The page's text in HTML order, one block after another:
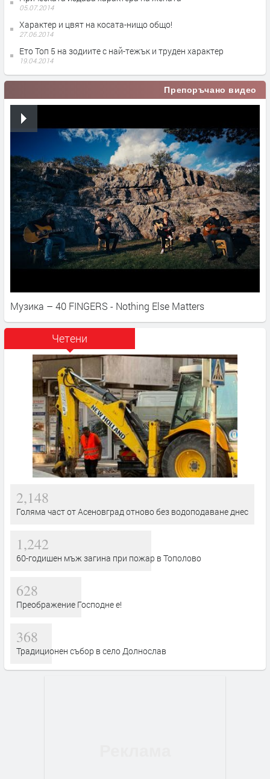
05.07.2014
Характер и цвят на косата-нищо общо!
27.06.2014
Ето Топ 5 на зодиите с най-тежък и труден характер
19.04.2014
Препоръчано видео
Музика – 40 FINGERS - Nothing Else Matters
Четени
2,148
Голяма част от Асеновград отново без водоподаване днес
1,242
60-годишен мъж загина при пожар в Тополово
628
Преображение Господне е!
368
Традиционен събор в село Долнослав